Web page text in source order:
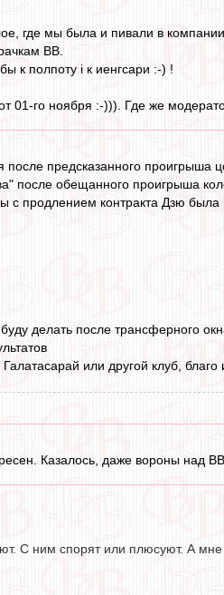
где мы была и пивали в
ВВ.
к полпоту i к иенгсари :-) !
01-го ноября :-))). Где же
предсказанного проигрыша
после обещанного проигрыша
с продлением контракта Дзю
делать после трансферного
или другой клуб,
Казалось, даже вороны над
С ним спорят или плюсуют. А